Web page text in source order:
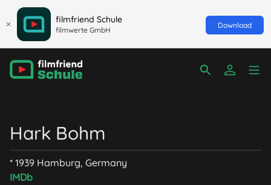
filmfriend Schule
filmwerte GmbH
Download
Hark Bohm
* 1939 Hamburg, Germany
IMDb